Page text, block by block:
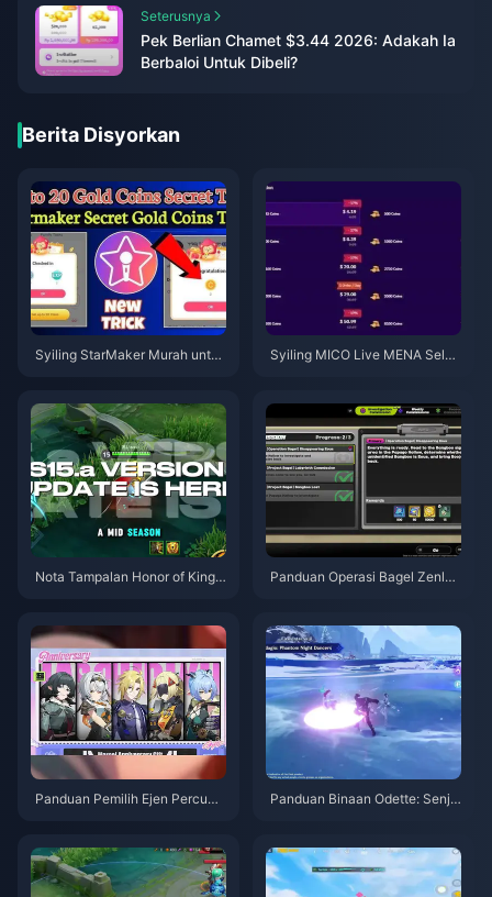
Seterusnya
Pek Berlian Chamet $3.44 2026: Adakah Ia
Berbaloi Untuk Dibeli?
Berita Disyorkan
Syiling StarMaker Murah untuk
Syiling MICO Live MENA Selep
Nota Tampalan Honor of Kings
Panduan Operasi Bagel Zenles
Panduan Pemilih Ejen Percuma
Panduan Binaan Odette: Senja